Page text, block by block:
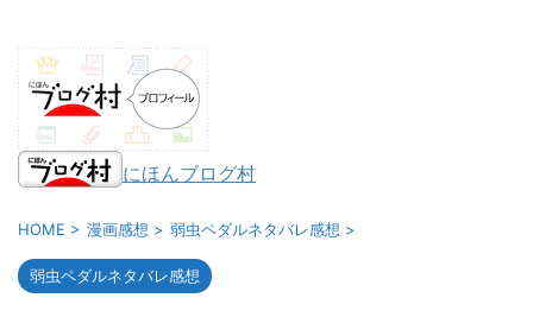
にほんブログ村
HOME > 漫画感想 > 弱虫ペダルネタバレ感想 >
弱虫ペダルネタバレ感想